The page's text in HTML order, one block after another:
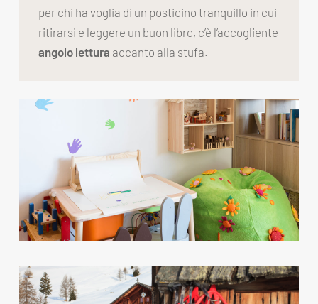
per chi ha voglia di un posticino tranquillo in cui
ritirarsi e leggere un buon libro, c’è l’accogliente
angolo lettura accanto alla stufa.